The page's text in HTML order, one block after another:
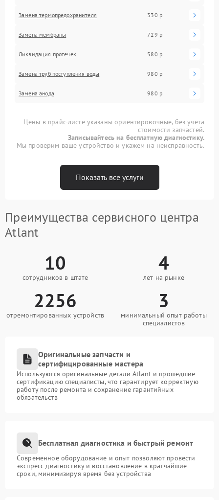
Замена термопредохранителя 330 р
Замена мембраны 729 р
Ликвидация протечек 580 р
Замена труб поступления воды 980 р
Замена анода 980 р
Цены в прайс-листе указаны ориентировочные, без учета
стоимости запчастей.
Записывайтесь на бесплатную диагностику.
Мы проверим ваше устройство и укажем на неисправность.
Показать все услуги
Преимущества сервисного центра
Atlant
10
сотрудников в штате
4
лет на рынке
2256
отремонтированных устройств
3
минимальный опыт работы
специалистов
Оригинальные запчасти и
сертифицированные мастера
Используются оригинальные детали Atlant и прошедшие
сертификацию специалисты, что гарантирует корректную
работу после ремонта и сохранение гарантийных
обязательств
Бесплатная диагностика и быстрый ремонт
Современное оборудование и опыт позволяют провести
экспресс-диагностику и восстановление в кратчайшие
сроки, минимизируя время без устройства